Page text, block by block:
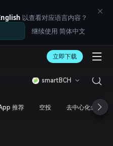
以查看对应语言内容？
继续使用 简体中文
立即下载
smartBCH
推荐 空投 去中心化金融